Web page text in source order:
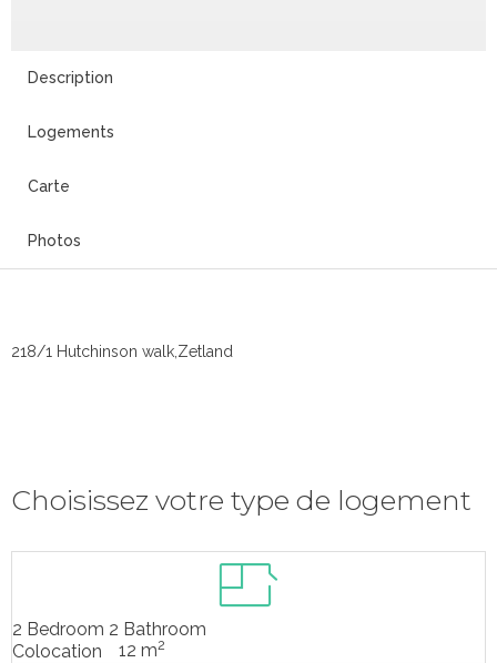
Description
Logements
Carte
Photos
218/1 Hutchinson walk,Zetland
Choisissez votre type de logement
2 Bedroom 2 Bathroom
Colocation
12 m2